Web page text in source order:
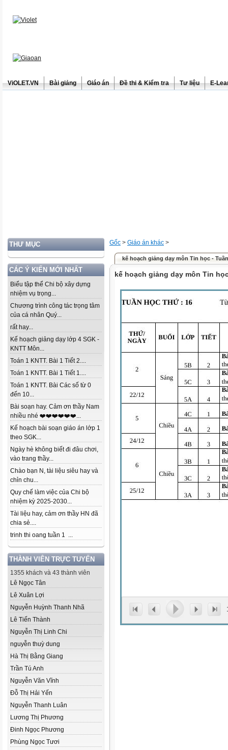
ViOLET.VN Bài giảng Giáo án Đề thi & Kiểm tra Tư liệu E-
THƯ MỤC
CÁC Ý KIẾN MỚI NHẤT
Biểu tập thể Chi bộ xây dựng
nhiệm vụ trọng...
Chương trình công tác trọng tâm
của cá nhân Quý...
rất hay...
Kế hoạch giảng dạy lớp 4 SGK -
KNTT Môn...
Toán 1 KNTT. Bài 1 Tiết 2....
Toán 1 KNTT. Bài 1 Tiết 1....
Toán 1 KNTT. Bài Các số từ 0
đến 10...
Bài soạn hay. Cảm ơn thầy Nam
nhiều nhé ❤️❤️❤️❤️❤️❤️...
Kế hoạch bài soạn giáo án lớp 1
theo SGK...
Ngày hè không biết đi đâu chơi,
vào trang thầy...
Chào bạn N, tài liệu siêu hay và
chỉn chu...
Quy chế làm việc của Chi bộ
nhiệm kỳ 2025-2030...
Tài liệu hay, cảm ơn thầy HN đã
chia sẻ....
trinh thi oang tuần 1 ...
THÀNH VIÊN TRỰC TUYẾN
1355 khách và 43 thành viên
Lê Ngọc Tân
Lê Xuân Lợi
Nguyễn Huỳnh Thanh Nhã
Lê Tiến Thành
Nguyễn Thị Linh Chi
nguyễn thuỳ dung
Hà Thị Bằng Giang
Trần Tú Anh
Nguyễn Văn Vĩnh
Đỗ Thị Hải Yến
Nguyễn Thanh Luân
Lương Thị Phương
Đinh Ngọc Phương
Phùng Ngọc Tươi
Gốc > Giáo án khác >
kế hoạch giảng dạy môn Tin học -
kế hoạch giảng dạy môn Tin